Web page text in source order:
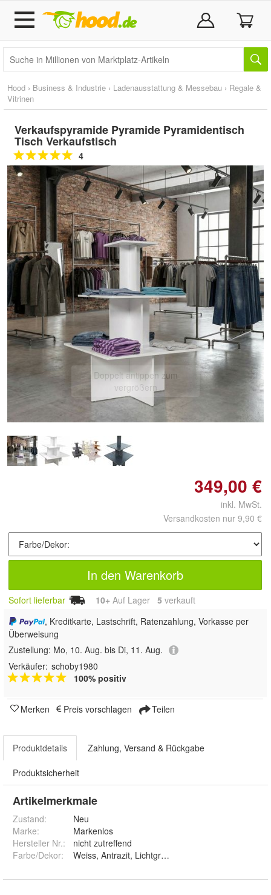
Hood › Business & Industrie › Ladenausstattung & Messebau › Regale &
Vitrinen
Verkaufspyramide Pyramide Pyramidentisch
Tisch Verkaufstisch
4
Doppelt antippen zum
vergrößern
349,00 €
inkl. MwSt.
Versandkosten nur 9,90 €
In den Warenkorb
Sofort lieferbar 10+ Auf Lager 5 verkauft
, Kreditkarte, Lastschrift, Ratenzahlung, Vorkasse per
Überweisung
Zustellung: Mo, 10. Aug. bis Di, 11. Aug.
Verkäufer: schoby1980
100% positiv
Merken Preis vorschlagen Teilen
Produktdetails Zahlung, Versand & Rückgabe
Produktsicherheit
Artikelmerkmale
Zustand:
Neu
Marke:
Markenlos
Hersteller Nr.:
nicht zutreffend
Farbe/Dekor: